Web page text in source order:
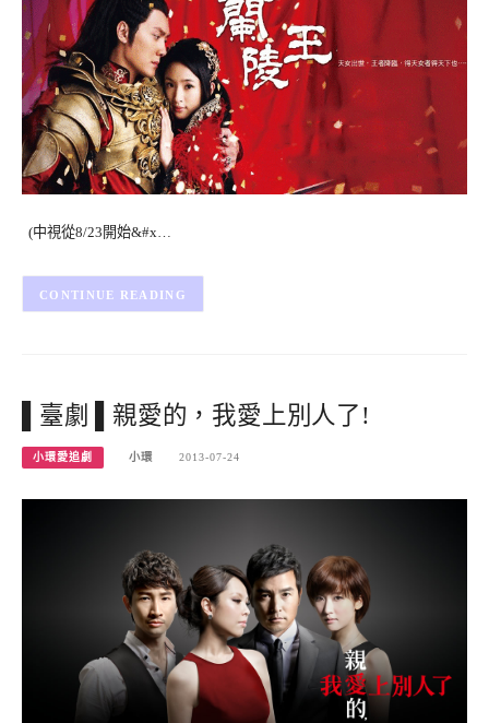
(中視從8/23開始&#x…
CONTINUE READING
▌臺劇 ▌親愛的，我愛上別人了!
小環愛追劇 小環 2013-07-24